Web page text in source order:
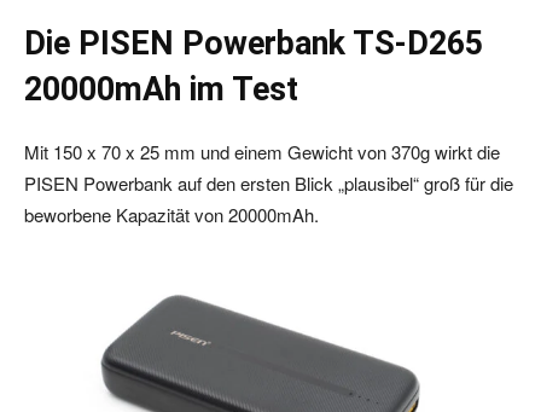
Die PISEN Powerbank TS-D265
20000mAh im Test
Mit 150 x 70 x 25 mm und einem Gewicht von 370g wirkt die
PISEN Powerbank auf den ersten Blick „plausibel“ groß für die
beworbene Kapazität von 20000mAh.